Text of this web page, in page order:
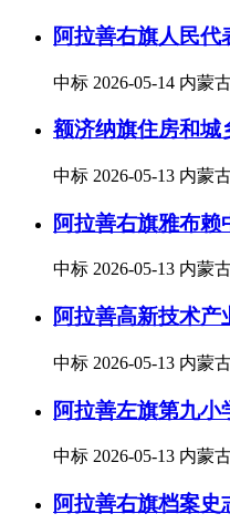
阿拉善右旗人民
中标 2026-05-14 内蒙
额济纳旗住房和城
中标 2026-05-13 内蒙
阿拉善右旗雅布
中标 2026-05-13 内蒙
阿拉善高新技术
中标 2026-05-13 内蒙
阿拉善左旗第九
中标 2026-05-13 内蒙
阿拉善右旗档案